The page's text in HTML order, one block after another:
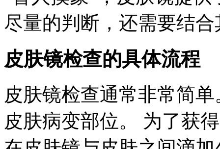
尽量的判断，还需要结
皮肤镜检查的具体流程
皮肤镜检查通常非常简
皮肤病变部位。 为了获